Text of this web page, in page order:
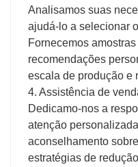
Analisamos suas
ajudá-lo a selecionar
Fornecemos
recomendações
escala de produção e
4. Assistência de
Dedicamo-nos a
atenção
aconselhamento
estratégias de